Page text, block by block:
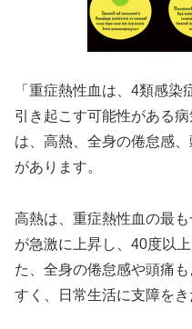
「重症熱性血は、4類感
引き起こす可能性がある
は、高熱、全身の倦怠感
があります。
高熱は、重症熱性血の最
が急激に上昇し、40度以
た、全身の倦怠感や頭痛
すく、日常生活に支障をき